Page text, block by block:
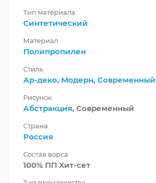
Тип материала
Синтетический
Материал
Полипропилен
Стиль
Ар-деко, Модерн, Современный
Рисунок
Абстракция, Современный
Страна
Россия
Состав ворса
100% ПП Хит-сет